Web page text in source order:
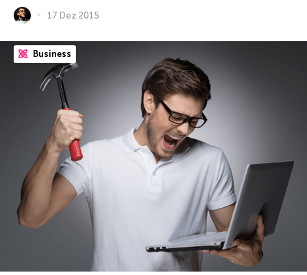
17 Dez 2015
Business